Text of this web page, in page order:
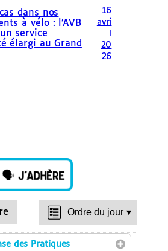
dans nos
à vélo : l’AVB
service
élargi au Grand
16
avri
20
26
Ordre du jour ▾
des Pratiques